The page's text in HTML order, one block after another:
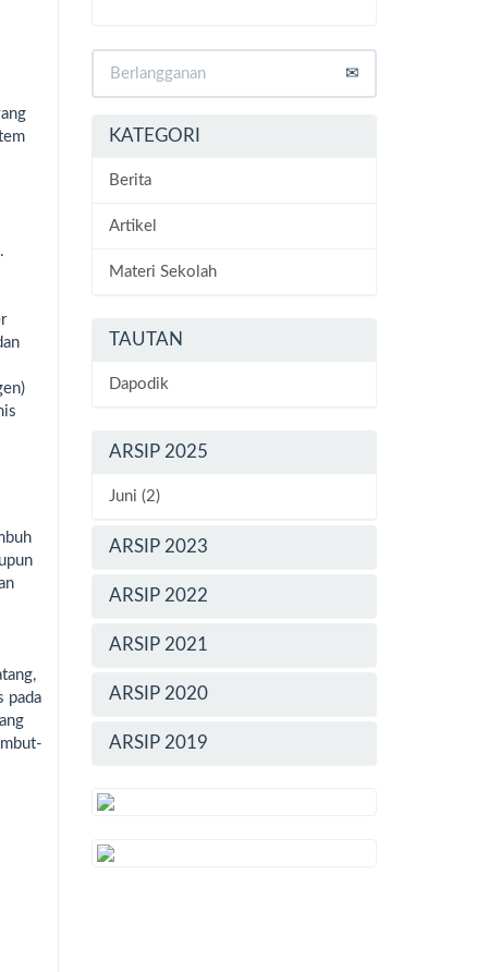
pada
KATEGORI
Berita
Artikel
Materi Sekolah
TAUTAN
Dapodik
ARSIP 2025
Juni (2)
ARSIP 2023
ARSIP 2022
ARSIP 2021
ARSIP 2020
ARSIP 2019